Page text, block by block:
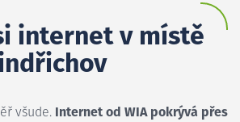
internet v místě
všude. Internet od WIA pokrývá přes